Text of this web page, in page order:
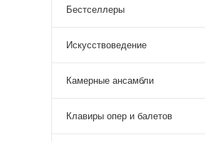
Бестселлеры
Искусствоведение
Камерные ансамбли
Клавиры опер и балетов